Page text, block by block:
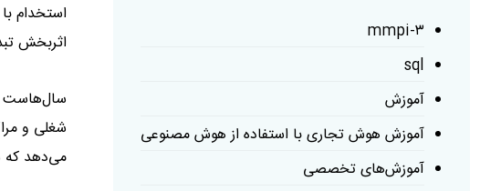
استخدام
اثربخش
سال‌هاست
شغلی و
می‌دهد که
mmpi-۳
sql
آموزش
آموزش هوش تجاری با استفاده از هوش مصنوعی
آموزش‌های تخصصی